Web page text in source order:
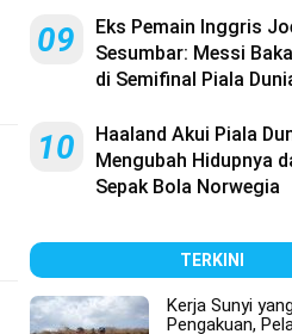
09
Eks Pemain Inggris
Sesumbar: Messi
di Semifinal Piala
10
Haaland Akui Piala
Mengubah Hidupnya
Sepak Bola Norwegia
TERKINI
Kerja Sunyi
Pengakuan,